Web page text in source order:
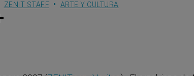
ZENIT STAFF ARTE Y CULTURA